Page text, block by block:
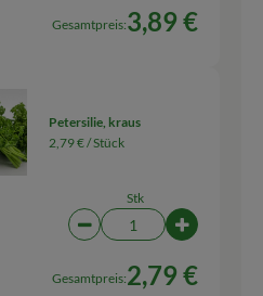
Gesamtpreis:3,89 €
Petersilie, kraus
2,79 € /Stück
Stk
Artikelanzahl
Gesamtpreis:2,79 €